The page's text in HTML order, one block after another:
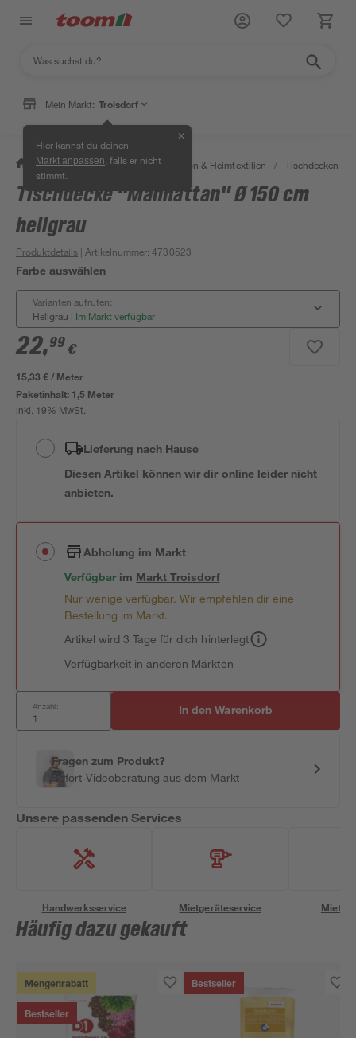
Mein Markt: Troisdorf
Hier kannst du deinen
Markt anpassen , falls er nicht
stimmt.
✕
/ Wohnen & Haushalt / Dekoration & Heimtextilien / Tischdecken &
Tischdecke "Manhattan" Ø 150 cm
hellgrau
Produktdetails | Artikelnummer:4730523
Farbe auswählen
Varianten aufrufen:
Hellgrau | Im Markt verfügbar
22,99 €
15,33 € / Meter
Paketinhalt: 1,5 Meter
inkl. 19% MwSt.
Lieferung nach Hause
Diesen Artikel können wir dir online leider nicht
anbieten.
Abholung im Markt
Verfügbar im MarktTroisdorf
Nur wenige verfügbar. Wir empfehlen dir eine
Bestellung im Markt.
Artikel wird 3 Tage für dich hinterlegt
Verfügbarkeit in anderen Märkten
Anzahl: In den Warenkorb
Fragen zum Produkt?
Sofort-Videoberatung aus dem Markt
Unsere passenden Services
Handwerksservice Mietgeräteservice
Häufig dazu gekauft
Mengenrabatt
Bestseller
Bestseller